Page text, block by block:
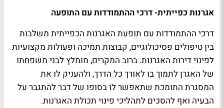
אגרנות כפייתית- דרכי ההתמודדות עם התופעה
דרכי ההתמודדות עם תופעת האגרנות הכפייתית משלבות
בין טיפולים פסיכולוגיים, קבוצות תמיכה ופעולות מקצועיות
לפינוי דירות האגרנות. ברוב המקרים, מומלץ לבני משפחתו
של האגרן לתמוך בו לאורך כל הדרך, ולהעניק לו את
המסגרת התומכת שתאפשר לו בסופו של דבר להתגבר על
הבעיה ואף להסכים לתהליכי פינוי תכולת האגרנות.